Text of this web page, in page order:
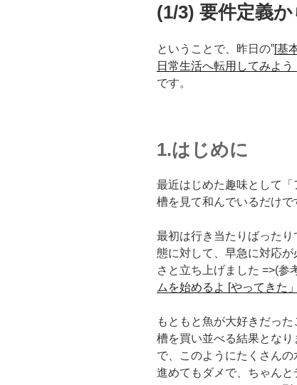
(1/3) 要件定義
ということで、昨日の”[基
日常生活へ転用してみよ
です。
1.はじめに
最近はじめた趣味として
槽を見て和んでいるだけで
最初は行き当たりばった
態に対して、早急に対応
さと立ち上げました =>(参
ムを始めるよ [やってきた
もともと魚が大好きだっ
槽を買い並べる結果とな
で、このようにたくさん
進めてもダメで、ちゃん